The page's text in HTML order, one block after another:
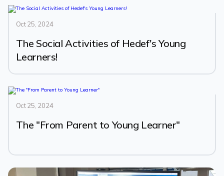
Oct 25, 2024
The Social Activities of Hedef's Young
Learners!
Oct 25, 2024
The "From Parent to Young Learner"